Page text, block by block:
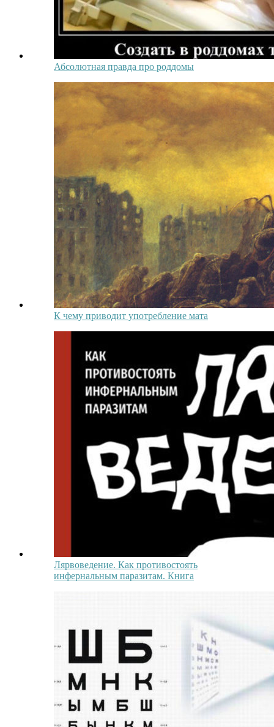
Абсолютная правда про роддомы
К чему приводит употребление мата
Лярвоведение. Как противостоять
инфернальным паразитам. Книга